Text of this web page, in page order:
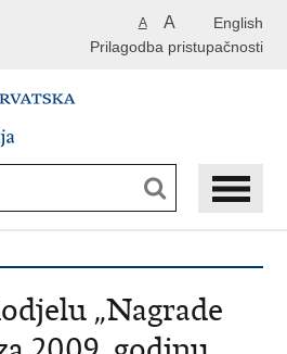
English
A A
Prilagodba pristupačnosti
„Nagrade